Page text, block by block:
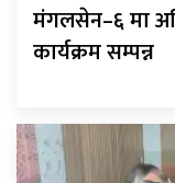
मंगलसेन–६ मा
कार्यक्रम सम्पन्न